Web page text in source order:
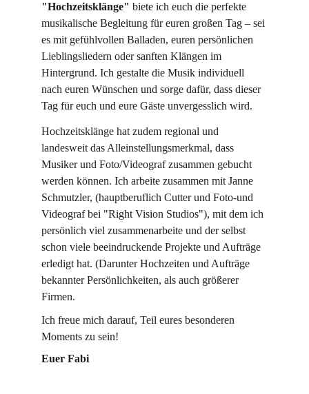
"Hochzeitsklänge" biete ich euch die perfekte
musikalische Begleitung für euren großen Tag – sei
es mit gefühlvollen Balladen, euren persönlichen
Lieblingsliedern oder sanften Klängen im
Hintergrund. Ich gestalte die Musik individuell
nach euren Wünschen und sorge dafür, dass dieser
Tag für euch und eure Gäste unvergesslich wird.
Hochzeitsklänge hat zudem regional und
landesweit das Alleinstellungsmerkmal, dass
Musiker und Foto/Videograf zusammen gebucht
werden können. Ich arbeite zusammen mit Janne
Schmutzler, (hauptberuflich Cutter und Foto-und
Videograf bei "Right Vision Studios"), mit dem ich
persönlich viel zusammenarbeite und der selbst
schon viele beeindruckende Projekte und Aufträge
erledigt hat. (Darunter Hochzeiten und Aufträge
bekannter Persönlichkeiten, als auch größerer
Firmen.
Ich freue mich darauf, Teil eures besonderen
Moments zu sein!
Euer Fabi